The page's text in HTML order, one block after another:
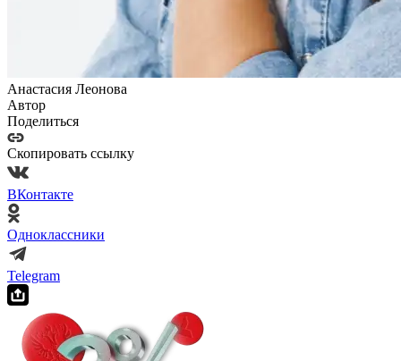
Анастасия Леонова
Автор
Поделиться
Скопировать ссылку
ВКонтакте
Одноклассники
Telegram